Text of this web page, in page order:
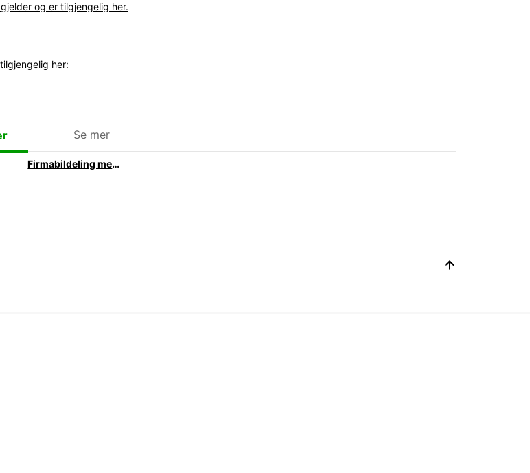
og er tilgjengelig her.
her:
Se mer
Firmabildeling med Europcar On Demand | Europcar